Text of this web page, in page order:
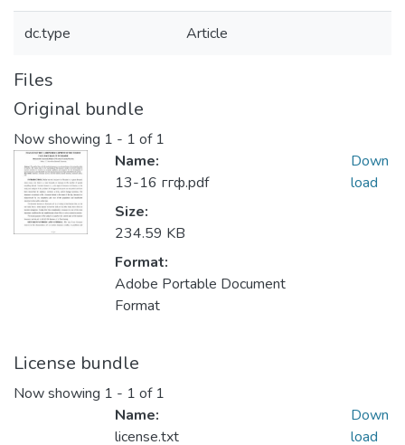
dc.type Article
Files
Original bundle
Now showing 1 - 1 of 1
Name:
13-16 ггф.pdf
Size:
234.59 KB
Format:
Adobe Portable Document
Format
Down
load
License bundle
Now showing 1 - 1 of 1
Name:
license.txt
Down
load